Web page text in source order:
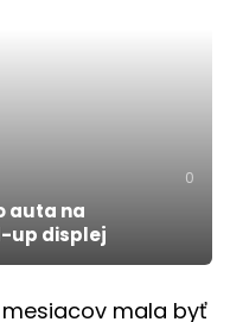
0
auta na
up displej